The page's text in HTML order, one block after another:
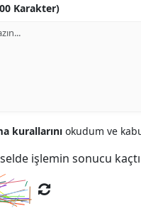
Karakter)
kurallarını okudum ve
işlemin sonucu